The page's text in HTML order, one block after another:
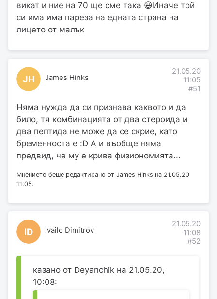
викат и ние на 70 ще сме така 😃Иначе той
си има има пареза на едната страна на
лицето от малък
JH James Hinks
21.05.20
11:05
#51
Няма нужда да си признава каквото и да
било, тя комбинацията от два стероида и
два пептида не може да се скрие, като
бременноста е :D А и въобще няма
предвид, че му е крива физиономията...
Мнението беше редактирано от James Hinks на 21.05.20
11:05.
ID Ivailo Dimitrov
21.05.20
11:08
#52
казано от Deyanchik на 21.05.20,
10:08: